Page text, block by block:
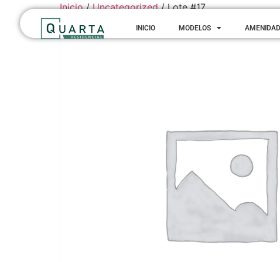
INICIO MODELOS
Inicio/Uncategorized/ Lote #17